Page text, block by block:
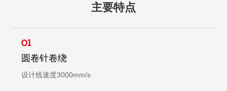
主要特点
01
圆卷针卷绕
设计线速度3000mm/s